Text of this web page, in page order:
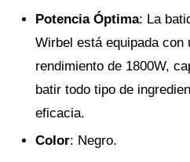
Potencia Óptima: La
Wirbel está equipada con
rendimiento de 1800W,
batir todo tipo de
eficacia.
Color: Negro.